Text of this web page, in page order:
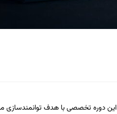
این دوره تخصصی با هدف توانمندسازی